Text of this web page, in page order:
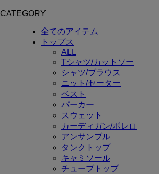
CATEGORY
全てのアイテム
トップス
ALL
Tシャツ/カットソー
シャツ/ブラウス
ニット/セーター
ベスト
パーカー
スウェット
カーディガン/ボレロ
アンサンブル
タンクトップ
キャミソール
チューブトップ